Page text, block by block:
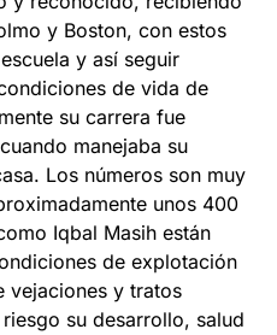
y Boston, con estos
y así seguir
de vida de
su carrera fue
manejaba su
Los números son muy
unos 400
Iqbal Masih están
de explotación
y tratos
su desarrollo, salud